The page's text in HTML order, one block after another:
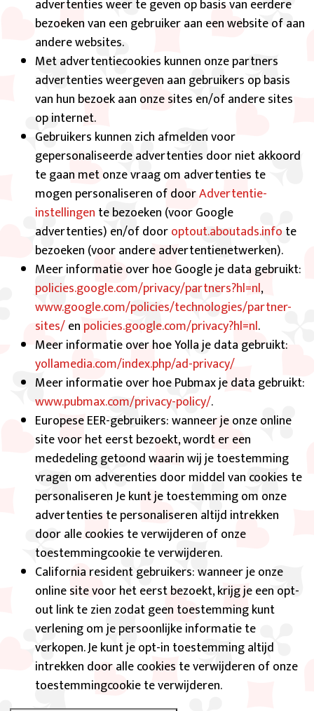
advertenties weer te geven op basis van eerdere
bezoeken van een gebruiker aan een website of aan
andere websites.
Met advertentiecookies kunnen onze partners
advertenties weergeven aan gebruikers op basis
van hun bezoek aan onze sites en/of andere sites
op internet.
Gebruikers kunnen zich afmelden voor
gepersonaliseerde advertenties door niet akkoord
te gaan met onze vraag om advertenties te
mogen personaliseren of doorAdvertentie-
instellingen te bezoeken (voor Google
advertenties) en/of dooroptout.aboutads.info te
bezoeken (voor andere advertentienetwerken).
Meer informatie over hoe Google je data gebruikt:
policies.google.com/privacy/partners?hl=nl,
www.google.com/policies/technologies/partner-
sites/en policies.google.com/privacy?hl=nl.
Meer informatie over hoe Yolla je data gebruikt:
yollamedia.com/index.php/ad-privacy/
Meer informatie over hoe Pubmax je data gebruikt:
www.pubmax.com/privacy-policy/.
Europese EER-gebruikers: wanneer je onze online
site voor het eerst bezoekt, wordt er een
mededeling getoond waarin wij je toestemming
vragen om adverenties door middel van cookies te
personaliseren Je kunt je toestemming om onze
advertenties te personaliseren altijd intrekken
door alle cookies te verwijderen of onze
toestemmingcookie te verwijderen.
California resident gebruikers: wanneer je onze
online site voor het eerst bezoekt, krijg je een opt-
out link te zien zodat geen toestemming kunt
verlening om je persoonlijke informatie te
verkopen. Je kunt je opt-in toestemming altijd
intrekken door alle cookies te verwijderen of onze
toestemmingcookie te verwijderen.